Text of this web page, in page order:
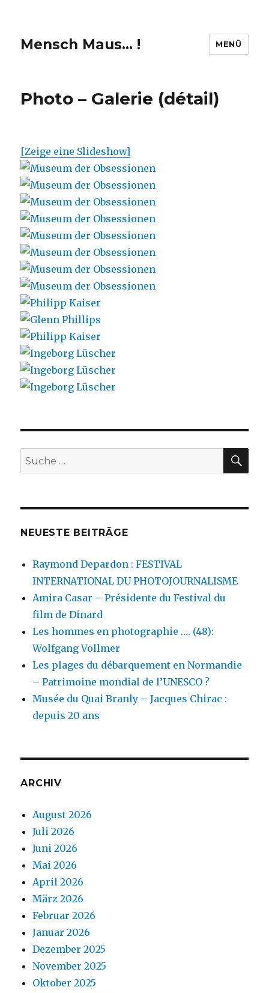
Mensch Maus… ! MENÜ
Photo – Galerie (détail)
[Zeige eine Slideshow]
Suche
nach:
NEUESTE BEITRÄGE
Raymond Depardon : FESTIVAL
INTERNATIONAL DU PHOTOJOURNALISME
Amira Casar – Présidente du Festival du
film de Dinard
Les hommes en photographie …. (48):
Wolfgang Vollmer
Les plages du débarquement en Normandie
– Patrimoine mondial de l’UNESCO ?
Musée du Quai Branly – Jacques Chirac :
depuis 20 ans
ARCHIV
August 2026
Juli 2026
Juni 2026
Mai 2026
April 2026
März 2026
Februar 2026
Januar 2026
Dezember 2025
November 2025
Oktober 2025